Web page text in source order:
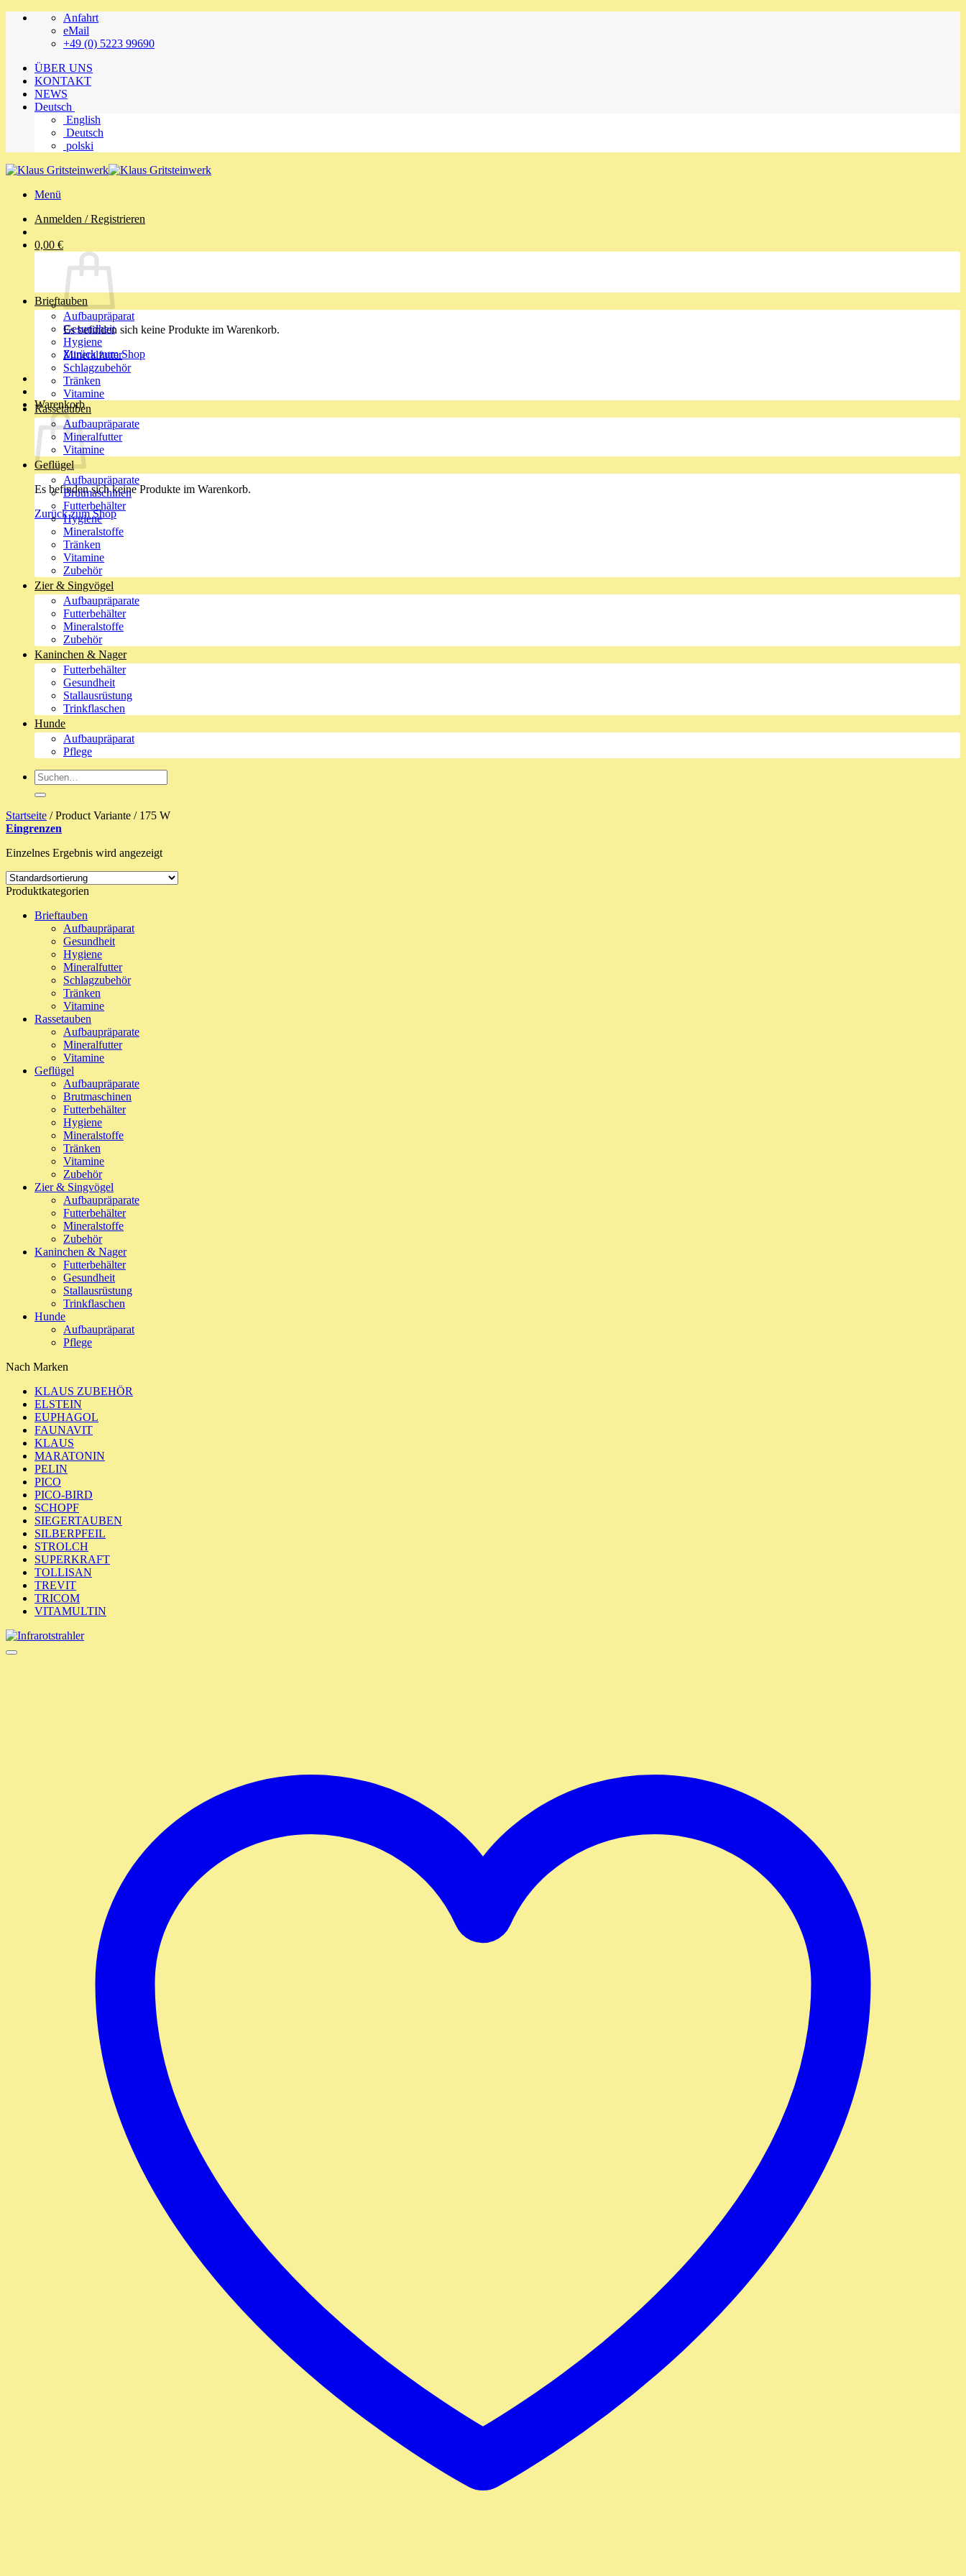
Zum
Anfahrt
eMail
+49 (0) 5223 99690
ÜBER UNS
KONTAKT
NEWS
Deutsch
English
Deutsch
polski
Menü
Anmelden / Registrieren
0,00 €
Es befinden sich keine Produkte im Warenkorb.
Zurück zum Shop
Warenkorb
Es befinden sich keine Produkte im Warenkorb.
Zurück zum Shop
Brieftauben
Aufbaupräparat
Gesundheit
Hygiene
Mineralfutter
Schlagzubehör
Tränken
Vitamine
Rassetauben
Aufbaupräparate
Mineralfutter
Vitamine
Geflügel
Aufbaupräparate
Brutmaschinen
Futterbehälter
Hygiene
Mineralstoffe
Tränken
Vitamine
Zubehör
Zier & Singvögel
Aufbaupräparate
Futterbehälter
Mineralstoffe
Zubehör
Kaninchen & Nager
Futterbehälter
Gesundheit
Stallausrüstung
Trinkflaschen
Hunde
Aufbaupräparat
Pflege
Suche
nach:
Startseite /Product Variante /175 W
Eingrenzen
Einzelnes Ergebnis wird angezeigt
Produktkategorien
Brieftauben
Aufbaupräparat
Gesundheit
Hygiene
Mineralfutter
Schlagzubehör
Tränken
Vitamine
Rassetauben
Aufbaupräparate
Mineralfutter
Vitamine
Geflügel
Aufbaupräparate
Brutmaschinen
Futterbehälter
Hygiene
Mineralstoffe
Tränken
Vitamine
Zubehör
Zier & Singvögel
Aufbaupräparate
Futterbehälter
Mineralstoffe
Zubehör
Kaninchen & Nager
Futterbehälter
Gesundheit
Stallausrüstung
Trinkflaschen
Hunde
Aufbaupräparat
Pflege
Nach Marken
KLAUS ZUBEHÖR
ELSTEIN
EUPHAGOL
FAUNAVIT
KLAUS
MARATONIN
PELIN
PICO
PICO-BIRD
SCHOPF
SIEGERTAUBEN
SILBERPFEIL
STROLCH
SUPERKRAFT
TOLLISAN
TREVIT
TRICOM
VITAMULTIN